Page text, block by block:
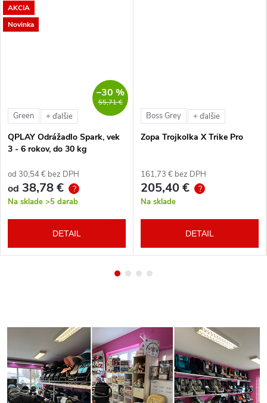
AKCIA
Novinka
55,71 €
–30 %
Green + ďalšie
QPLAY Odrážadlo Spark, vek
3 - 6 rokov, do 30 kg
od 30,54 € bez DPH
od 38,78 € ?
Na sklade >5 darab
DETAIL
Boss Grey + ďalšie
Zopa Trojkolka X Trike Pro
161,73 € bez DPH
205,40 € ?
Na sklade
DETAIL